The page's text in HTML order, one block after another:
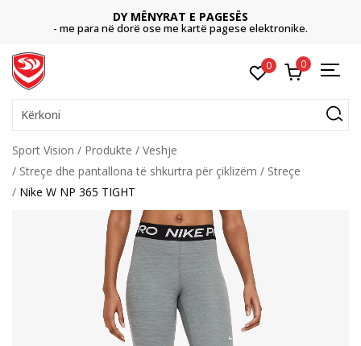
DY MËNYRAT E PAGESËS
- me para në dorë ose me kartë pagese elektronike.
0 0
Kërkoni
Sport Vision Produkte
Veshje
Streçe dhe pantallona të shkurtra për çiklizëm
Streçe
Nike W NP 365 TIGHT